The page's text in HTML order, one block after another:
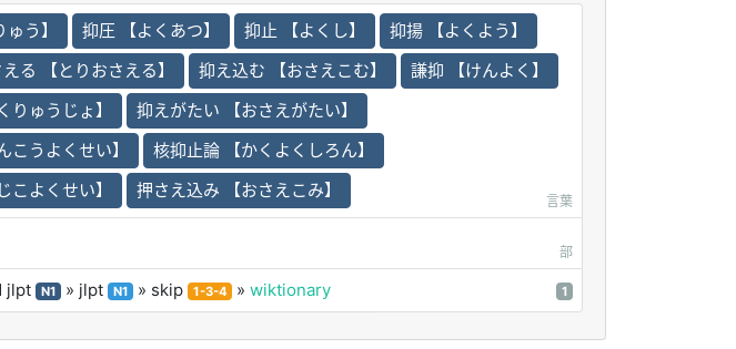
う】 抑圧 【よくあつ】 抑止 【よくし】
抑揚 【よくよう】
る 【とりおさえる】 抑え込む 【おさえこむ】
謙抑 【けんよく】
りゅうじょ】
抑えがたい 【おさえがたい】
こうよくせい】
核抑止論 【かくよくしろん】
こよくせい】 押さえ込み 【おさえこみ】
言葉
部
jlpt N1 » jlpt N1 » skip 1-3-4 » wiktionary 1